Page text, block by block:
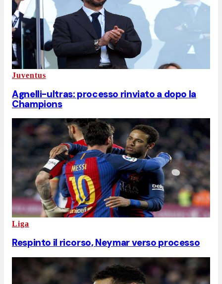
Juventus
Agnelli-ultras: processo rinviato a dopo la
Champions
Liga
Respinto il ricorso, Neymar verso processo